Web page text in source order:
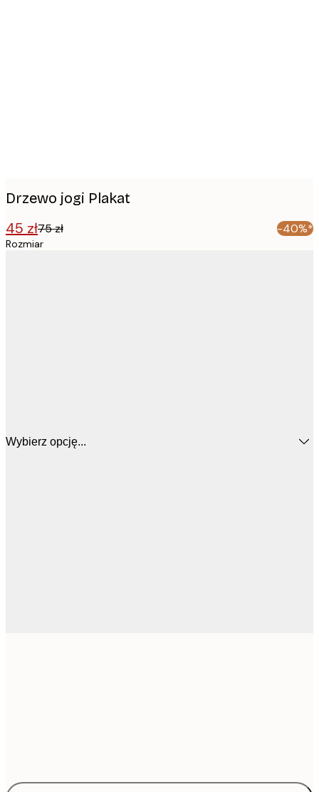
Drzewo jogi Plakat
45 zł75 zł -40%*
Rozmiar
Wybierz opcję...